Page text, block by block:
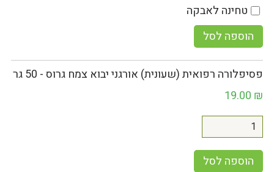
טחינה לאבקה
הוספה לסל
פסיפלורה רפואית (שעונית) אורגני יבוא צמח גרוס - 50 גר
19.00 ₪
הוספה לסל